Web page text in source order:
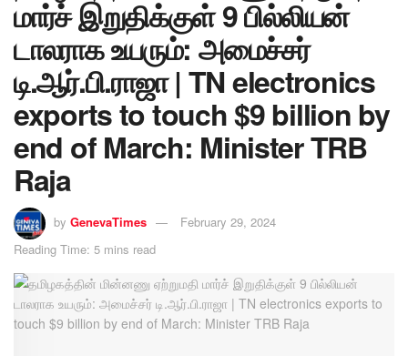
மார்ச் இறுதிக்குள் 9 பில்லியன்
டாலராக உயரும்: அமைச்சர்
டி.ஆர்.பி.ராஜா | TN electronics
exports to touch $9 billion by
end of March: Minister TRB
Raja
by GenevaTimes
February 29, 2024
Reading Time: 5 mins read